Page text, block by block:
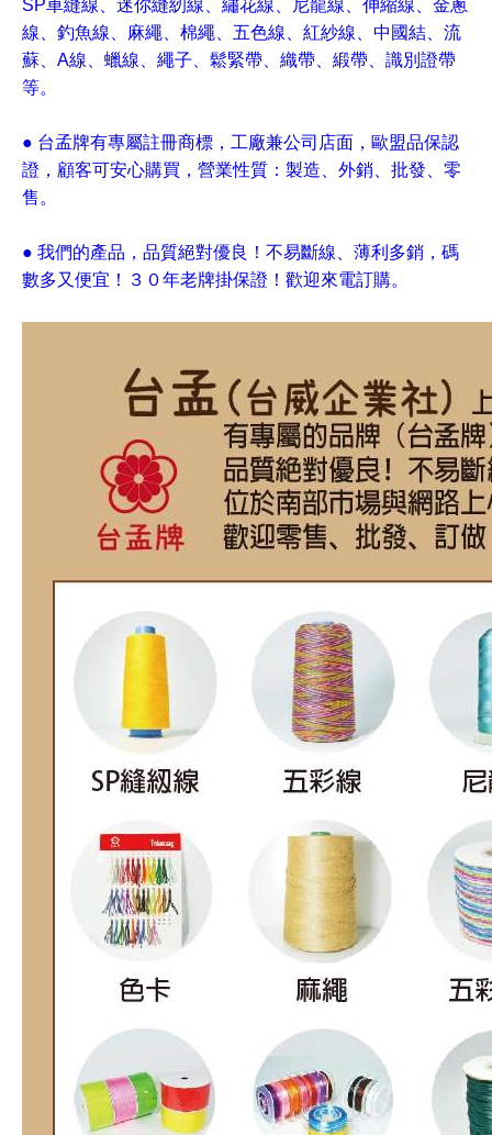
SP車縫線、迷你縫紉線、繡花線、尼龍線、伸縮線、金蔥
線、釣魚線、麻繩、棉繩、五色線、紅紗線、中國結、流
蘇、A線、蠟線、繩子、鬆緊帶、織帶、緞帶、識別證帶
等。
● 台孟牌有專屬註冊商標，工廠兼公司店面，歐盟品保認
證，顧客可安心購買，營業性質：製造、外銷、批發、零
售。
● 我們的產品，品質絕對優良！不易斷線、薄利多銷，碼
數多又便宜！３０年老牌掛保證！歡迎來電訂購。